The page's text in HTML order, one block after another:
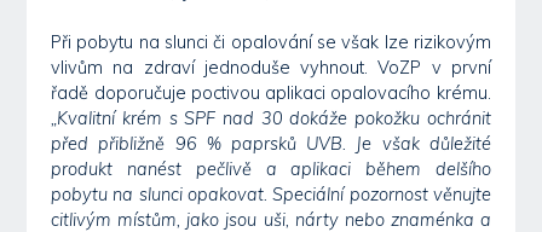
Při pobytu na slunci či opalování se však lze rizikovým
vlivům na zdraví jednoduše vyhnout. VoZP v první
řadě doporučuje poctivou aplikaci opalovacího krému.
„Kvalitní krém s SPF nad 30 dokáže pokožku ochránit
před přibližně 96 % paprsků UVB. Je však důležité
produkt nanést pečlivě a aplikaci během delšího
pobytu na slunci opakovat. Speciální pozornost věnujte
citlivým místům, jako jsou uši, nárty nebo znaménka a